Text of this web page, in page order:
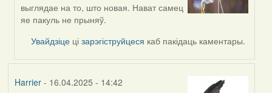
In
reply
Harrier
выглядае на то, што новая. Нават самец
яе пакуль не прыняў.
Увайдзіце цізарэгіструйцеся каб пакідаць каментары.
Harrier- 16.04.2025 - 14:42